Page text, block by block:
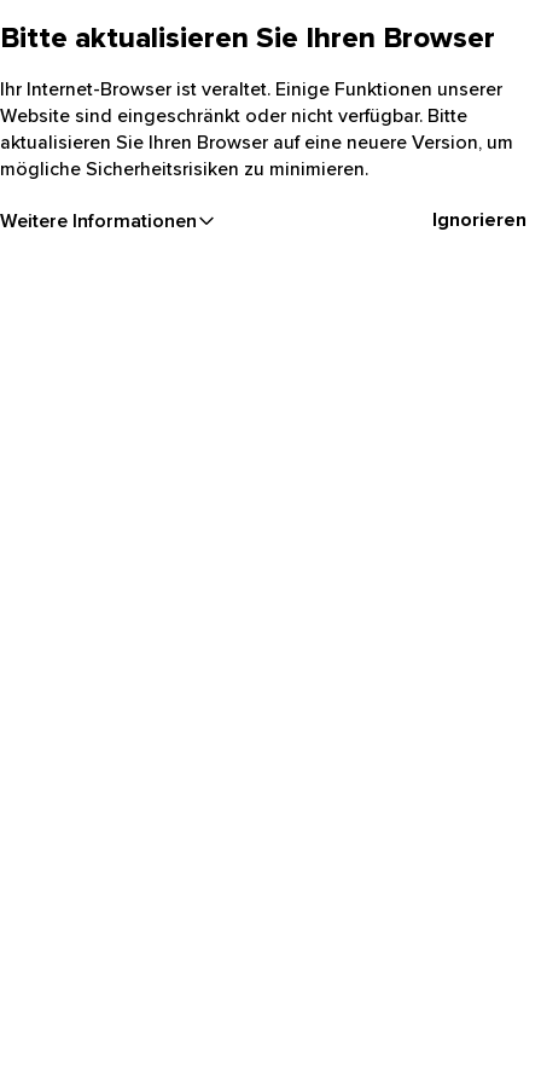
Bitte aktualisieren Sie Ihren Browser
Ihr Internet-Browser ist veraltet. Einige Funktionen unserer
Website sind eingeschränkt oder nicht verfügbar. Bitte
aktualisieren Sie Ihren Browser auf eine neuere Version, um
mögliche Sicherheitsrisiken zu minimieren.
Weitere Informationen Ignorieren